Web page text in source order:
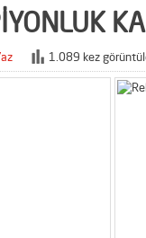
1.089 kez